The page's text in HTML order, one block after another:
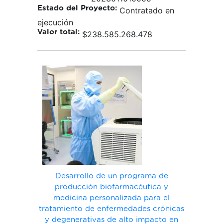
Estado del Proyecto: Contratado en
ejecución
Valor total: $238.585.268.478
Desarrollo de un programa de
producción biofarmacéutica y
medicina personalizada para el
tratamiento de enfermedades crónicas
y degenerativas de alto impacto en